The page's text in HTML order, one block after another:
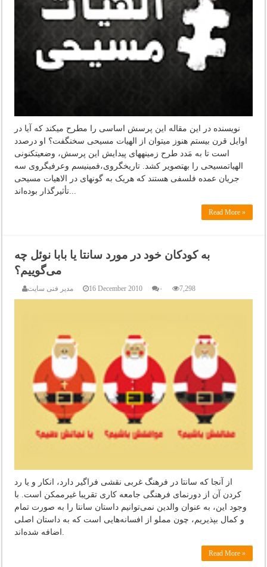
نویسنده در این مقاله این پرسش اساسی را مطرح می‏کند که آیا در
اوایل قرن بیستم هنوز می‏توان از الهیات مسیحی سخن‏گفت؟ او درصدد
است تا به مَدد طرح زمینه‏های پیدایش این پرسش، وضعیت‏کنونی
الهیات‏مسیحی را به‏تصویر کشد. تاریخ‏گروی،فمینیسم وعرفی‏گروی سه
جریان عمده فلسفی هستند که هریک به گونه‏ای در الاهیات مسیحی
تأثیرگذار بوده‌‏اند...
Read More »
به کودکان خود در مورد سانتا یا بابا نوئل چه
می‌گوییم؟
مدیر فنی سایت 16 December 2010 ۰ 7,298
از آنجا که سانتا در فرهنگ غربی نقشی فراگیر دارد، انکار و یا رد
کردن آن از دورنمای فرهنگی جامعه کاری تقریبا غیرممکن است. با
وجود این، به عنوان والدین نمی‌توانیم داستان سانتا را به صورت تمام
و کمال بپذیریم، چون مملو از افسانه‌هایی است که به داستان اصلی
Read More »